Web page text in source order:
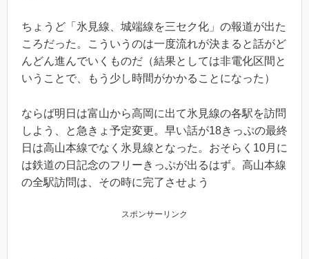
ちょうど「氷見線、城端線を三セク化」の報道が出た
ころだった。こういうのは一度流れが決まると話がど
んどん進んでいくものだ（結果としては非電化区間と
いうことで、もう少し時間がかかることになった）
ならば明日は富山から高岡に出て氷見線の各駅を訪問
しよう、と急きょ予定変更。早い話が18きっぷの最終
日は高山本線でなく氷見線となった。おそらく10月に
は鉄道の日記念のフリーきっぷが出るはず。高山本線
の全駅訪問は、その時に完了させよう
スポンサーリンク